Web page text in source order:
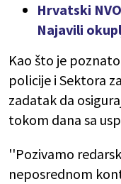
Hrvatski
Najavili
Kao što je
policije i Sektora
zadatak da
tokom dana sa
''Pozivamo
neposrednom